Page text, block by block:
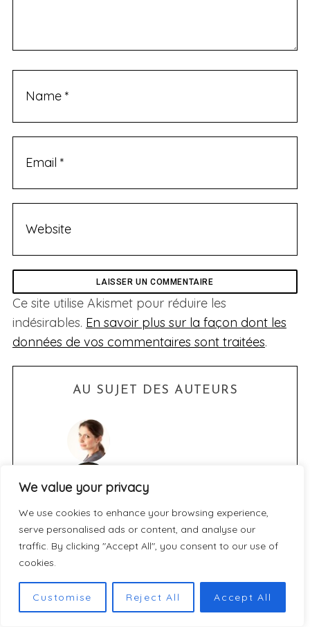
We value your privacy
We use cookies to enhance your browsing experience,
serve personalised ads or content, and analyse our
traffic. By clicking "Accept All", you consent to our use of
cookies.
Customise Reject All Accept All
Ce site utilise Akismet pour réduire les
indésirables. En savoir plus sur la façon dont les
données de vos commentaires sont traitées.
AU SUJET DES AUTEURS